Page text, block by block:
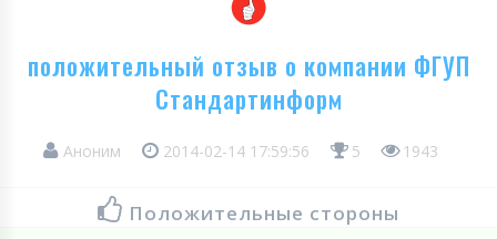
положительный отзыв о компании ФГУП
Стандартинформ
Аноним 2014-02-14 17:59:56 5 1943
Положительные стороны